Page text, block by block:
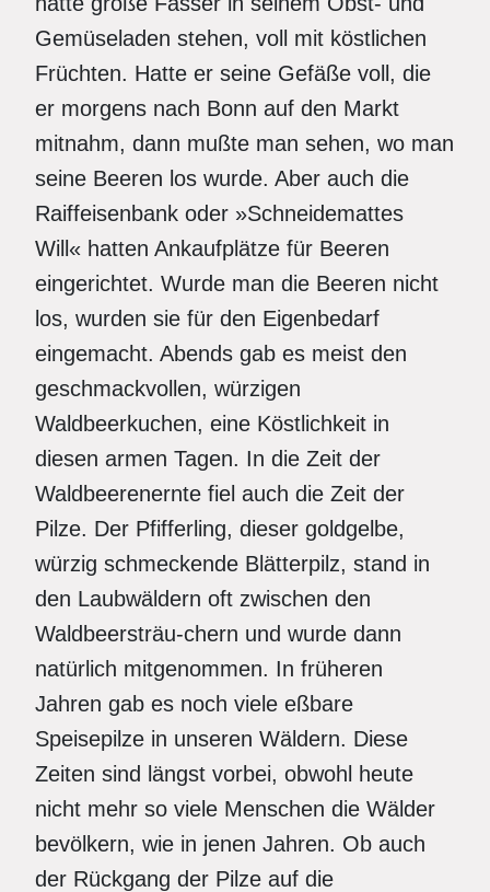
Gemüseladen stehen, voll mit köstlichen
Früchten. Hatte er seine Gefäße voll, die
er morgens nach Bonn auf den Markt
mitnahm, dann mußte man sehen, wo man
seine Beeren los wurde. Aber auch die
Raiffeisenbank oder »Schneidemattes
Will« hatten Ankaufplätze für Beeren
eingerichtet. Wurde man die Beeren nicht
los, wurden sie für den Eigenbedarf
eingemacht. Abends gab es meist den
geschmackvollen, würzigen
Waldbeerkuchen, eine Köstlichkeit in
diesen armen Tagen. In die Zeit der
Waldbeerenernte fiel auch die Zeit der
Pilze. Der Pfifferling, dieser goldgelbe,
würzig schmeckende Blätterpilz, stand in
den Laubwäldern oft zwischen den
Waldbeersträu-chern und wurde dann
natürlich mitgenommen. In früheren
Jahren gab es noch viele eßbare
Speisepilze in unseren Wäldern. Diese
Zeiten sind längst vorbei, obwohl heute
nicht mehr so viele Menschen die Wälder
bevölkern, wie in jenen Jahren. Ob auch
der Rückgang der Pilze auf die